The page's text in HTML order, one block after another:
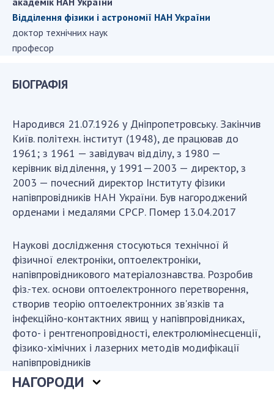
СТРУКТУРА
Апарат Президії
наук
Секція хімічних і біологічних наук
Секція суспільних і гуманітарних наук
Установи при Президії
Ради, комітети та комісії
Наукові центри МОН та НАН України
Громадські організації
ДІЯЛЬНІСТЬ
Засідання Президії НАН України
Сесії Загальних зборів НАН України
Річні звіти НАН України
Річні фінансові звіти НАН України
Наукові публікації та видавнича діяльність
Відділення фiзики і астрономiї НАН України
доктор технічних наук
професор
БІОГРАФІЯ
Народився 21.07.1926 у Дніпропетровську. Закінчив
Київ. політехн. інститут (1948), де працював до
1961; з 1961 — завідувач відділу, з 1980 —
керівник відділення, у 1991—2003 — директор, з
2003 — почесний директор Інституту фізики
напівпровідників НАН України. Був нагороджений
орденами і медалями СРСР. Помер 13.04.2017
Наукові дослідження стосуються технічної й
фізичної електроніки, оптоелектроніки,
напівпровідникового матеріалознавства. Розробив
фіз.-тех. основи оптоелектронного перетворення,
створив теорію оптоелектронних зв'язків та
інфекційно-контактних явищ у напівпровідниках,
фото- і рентгенопровідності, електролюмінесценції,
фізико-хімічних і лазерних методів модифікації
напівпровідників
НАГОРОДИ